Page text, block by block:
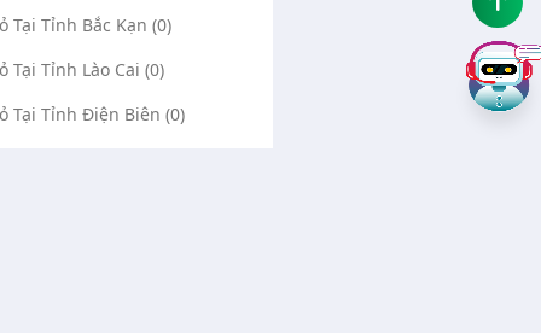
Tại Tỉnh Bắc Kạn (0)
Tại Tỉnh Lào Cai (0)
Tại Tỉnh Điện Biên (0)